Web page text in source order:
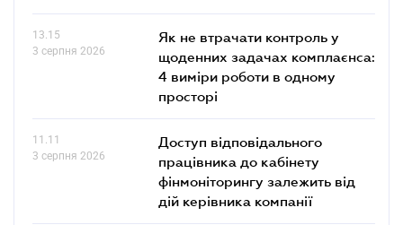
13.15
3 серпня 2026
Як не втрачати контроль у
щоденних задачах комплаєнса:
4 виміри роботи в одному
просторі
11.11
3 серпня 2026
Доступ відповідального
працівника до кабінету
фінмоніторингу залежить від
дій керівника компанії